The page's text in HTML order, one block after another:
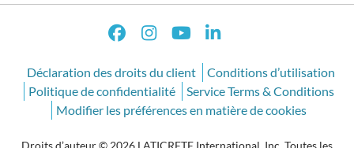
Déclaration des droits du client
Conditions d’utilisation
Politique de confidentialité
Service Terms & Conditions
Modifier les préférences en matière de cookies